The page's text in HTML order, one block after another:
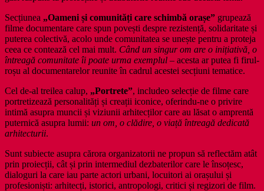
Secțiunea „Oameni și comunități care schimbă orașe” grupează
filme documentare care spun povești despre rezistență, solidaritate și
puterea colectivă, acolo unde comunitatea se unește pentru a proteja
ceea ce contează cel mai mult. Când un singur om are o inițiativă, o
întreagă comunitate îi poate urma exemplul – acesta ar putea fi firul-
roșu al documentarelor reunite în cadrul acestei secțiuni tematice.
Cel de-al treilea calup, „Portrete”, includeo selecție de filme care
portretizează personalități și creații iconice, oferindu-ne o privire
intimă asupra muncii și viziunii arhitecților care au lăsat o amprentă
puternică asupra lumii: un om, o clădire, o viață întreagă dedicată
arhitecturii.
Sunt subiecte asupra cărora organizatorii ne propun să reflectăm atât
prin proiecții, cât și prin intermediul dezbaterilor care le însoțesc,
dialoguri la care iau parte actori urbani, locuitori ai orașului și
profesioniști: arhitecți, istorici, antropologi, critici și regizori de film.